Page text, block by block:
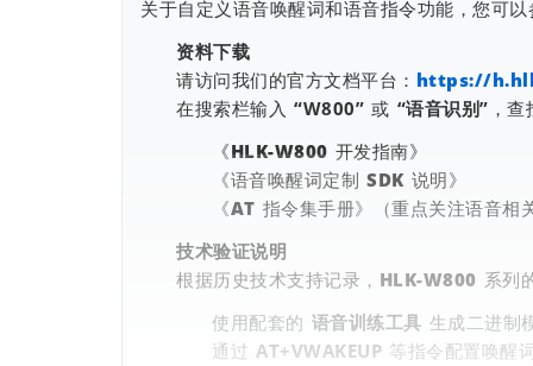
关于自定义语音唤醒词和语音指令功能，您可
资料下载
请访问我们的官方文档平台： https://
在搜索栏输入 “W800” 或 “语音识别” ，
《HLK-W800 开发指南》
《语音唤醒词定制 SDK 说明》
《AT 指令集手册》（重点关注语音相
技术验证说明
根据历史技术支持记录，HLK-W800 系列
使用配套的 语音训练工具 生成二进制
通过 AT+VWAKEUP 等指令配置唤醒